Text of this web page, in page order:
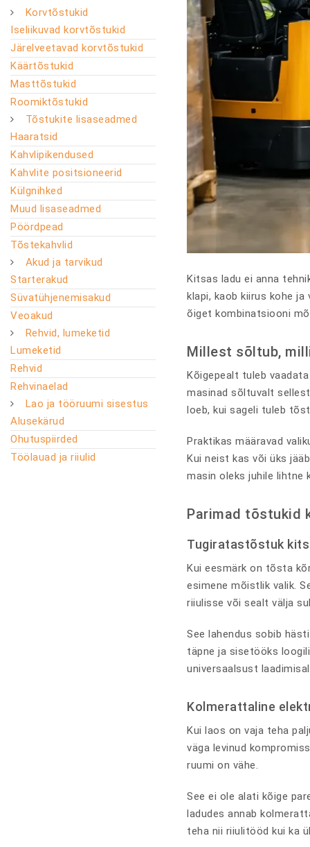
Korvtõstukid
Iseliikuvad korvtõstukid
Järelveetavad korvtõstukid
Käärtõstukid
Masttõstukid
Roomiktõstukid
Tõstukite lisaseadmed
Haaratsid
Kahvlipikendused
Kahvlite positsioneerid
Külgnihked
Muud lisaseadmed
Pöördpead
Tõstekahvlid
Akud ja tarvikud
Starterakud
Süvatühjenemisakud
Veoakud
Rehvid, lumeketid
Lumeketid
Rehvid
Rehvinaelad
Lao ja tööruumi sisestus
Alusekärud
Ohutuspiirded
Töölauad ja riiulid
Kitsas ladu ei anna
klapi, kaob kiirus kohe
õiget kombinatsiooni
Millest sõltub,
Kõigepealt tuleb
masinad sõltuvalt
loeb, kui sageli tuleb
Praktikas määravad
Kui neist kas või üks
masin oleks juhile lihtne
Parimad tõstukid
Tugiratastõstuk
Kui eesmärk on tõsta
esimene mõistlik valik.
riiulisse või sealt välja
See lahendus sobib
täpne ja sisetööks
universaalsust
Kolmerattaline
Kui laos on vaja teha
väga levinud
ruumi on vähe.
See ei ole alati kõige
ladudes annab
teha nii riiulitööd kui ka